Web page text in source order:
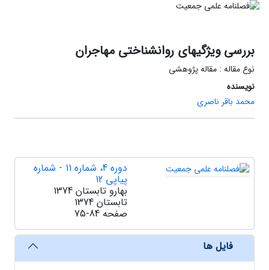
بررسی ویژگیهای روانشناختی مهاجران
نوع مقاله : مقاله پژوهشی
نویسنده
محمد باقر ناصری
دوره 4، شماره 11 - شماره
پیاپی 12
بهارو تابستان 1374
تابستان 1374
صفحه 75-84
فایل ها